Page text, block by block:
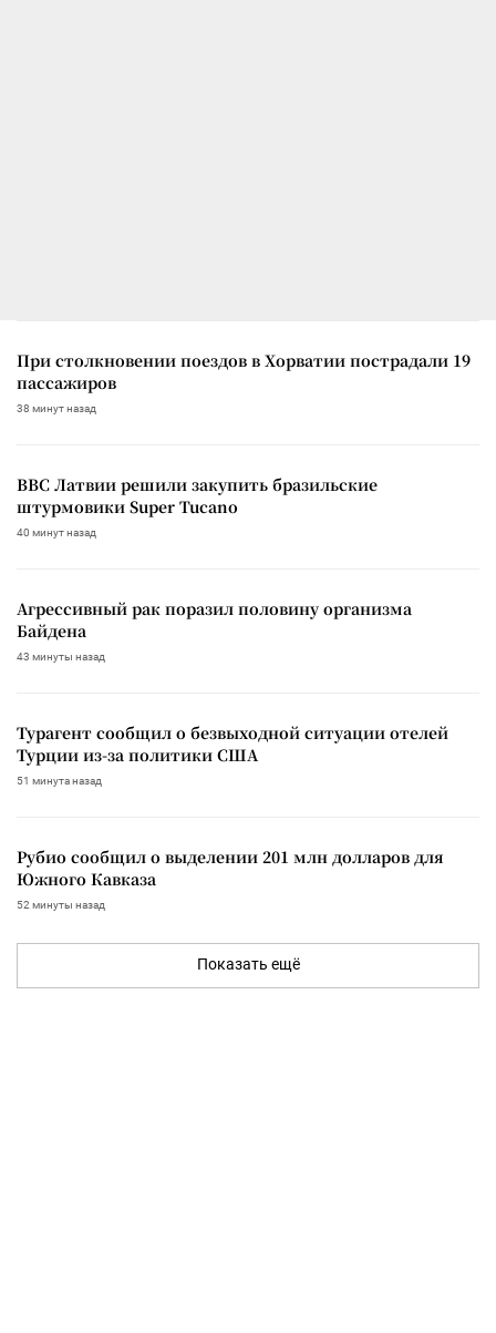
При столкновении поездов в Хорватии пострадали 19
пассажиров
38 минут назад
ВВС Латвии решили закупить бразильские
штурмовики Super Tucano
40 минут назад
Агрессивный рак поразил половину организма
Байдена
43 минуты назад
Турагент сообщил о безвыходной ситуации отелей
Турции из-за политики США
51 минута назад
Рубио сообщил о выделении 201 млн долларов для
Южного Кавказа
52 минуты назад
Показать ещё